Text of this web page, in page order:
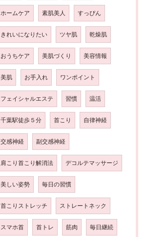
ホームケア 素肌美人 すっぴん
きれいになりたい ツヤ肌 乾燥肌
おうちケア 美肌づくり 美容情報
美肌 お手入れ ワンポイント
フェイシャルエステ 習慣 温活
千葉駅徒歩５分 首こり 自律神経
交感神経 副交感神経
肩こり首こり解消法 デコルテマッサージ
美しい姿勢 毎日の習慣
首こりストレッチ ストレートネック
スマホ首 首トレ 筋肉 毎日継続